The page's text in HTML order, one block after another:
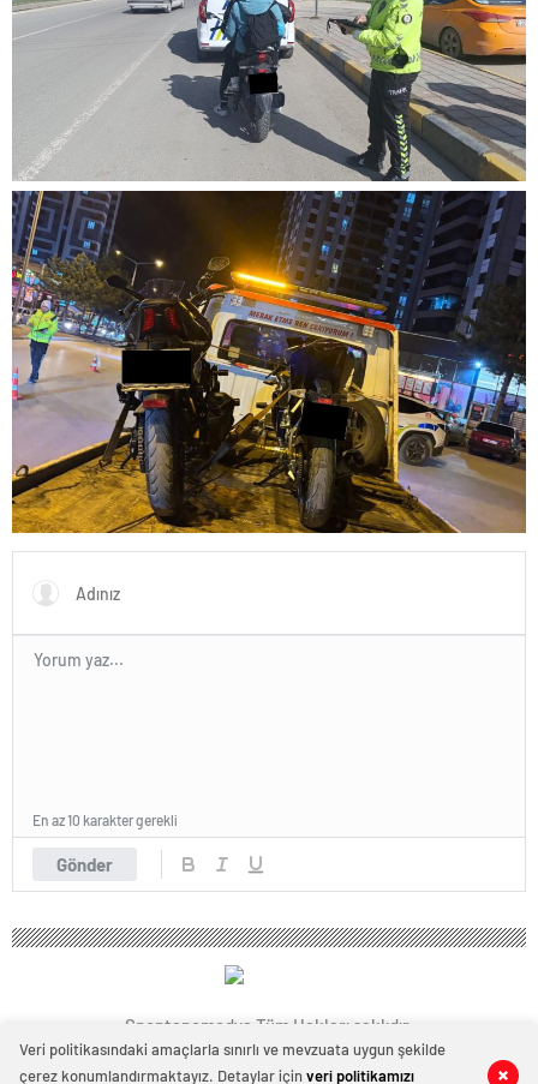
0 0
Gönder
En az 10 karakter gerekli
Spontanemedya Tüm Hakları saklıdır.
Veri politikasındaki amaçlarla sınırlı ve mevzuata uygun şekilde
çerez konumlandırmaktayız. Detaylar içinveri politikamızı